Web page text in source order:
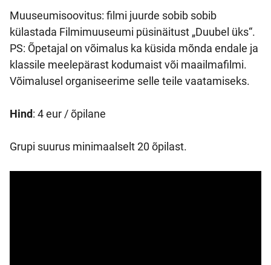
Muuseumisoovitus: filmi juurde sobib sobib
külastada Filmimuuseumi püsinäitust „Duubel üks“.
PS: Õpetajal on võimalus ka küsida mõnda endale ja
klassile meelepärast kodumaist või maailmafilmi.
Võimalusel organiseerime selle teile vaatamiseks.
Hind: 4 eur / õpilane
Grupi suurus minimaalselt 20 õpilast.